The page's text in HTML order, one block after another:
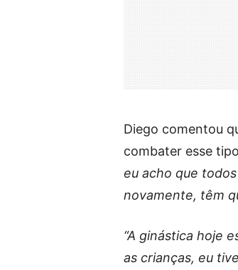
Diego comentou
combater esse
eu acho que
novamente, têm
“A ginástica hoje
as crianças, eu